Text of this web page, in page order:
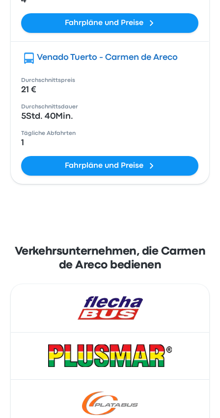
Fahrpläne und Preise
Venado Tuerto - Carmen de Areco
Durchschnittspreis
21 €
Durchschnittsdauer
5Std. 40Min.
Tägliche Abfahrten
1
Fahrpläne und Preise
Verkehrsunternehmen, die Carmen
de Areco bedienen